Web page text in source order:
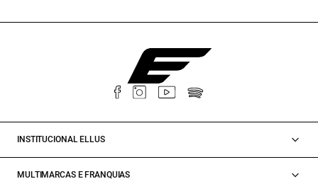
INSTITUCIONAL ELLUS
MULTIMARCAS E FRANQUIAS